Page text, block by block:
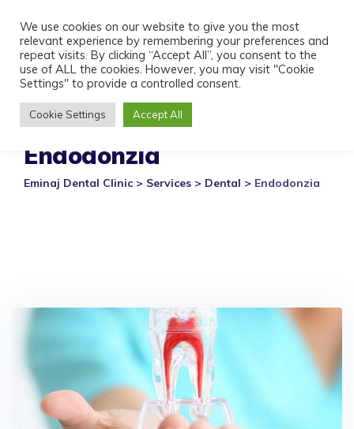
content
Endodonzia
Eminaj Dental Clinic > Services > Dental > Endodonzia
We use cookies on our website to give you the most
relevant experience by remembering your preferences and
repeat visits. By clicking “Accept All”, you consent to the
use of ALL the cookies. However, you may visit "Cookie
Settings" to provide a controlled consent.
Cookie Settings Accept All